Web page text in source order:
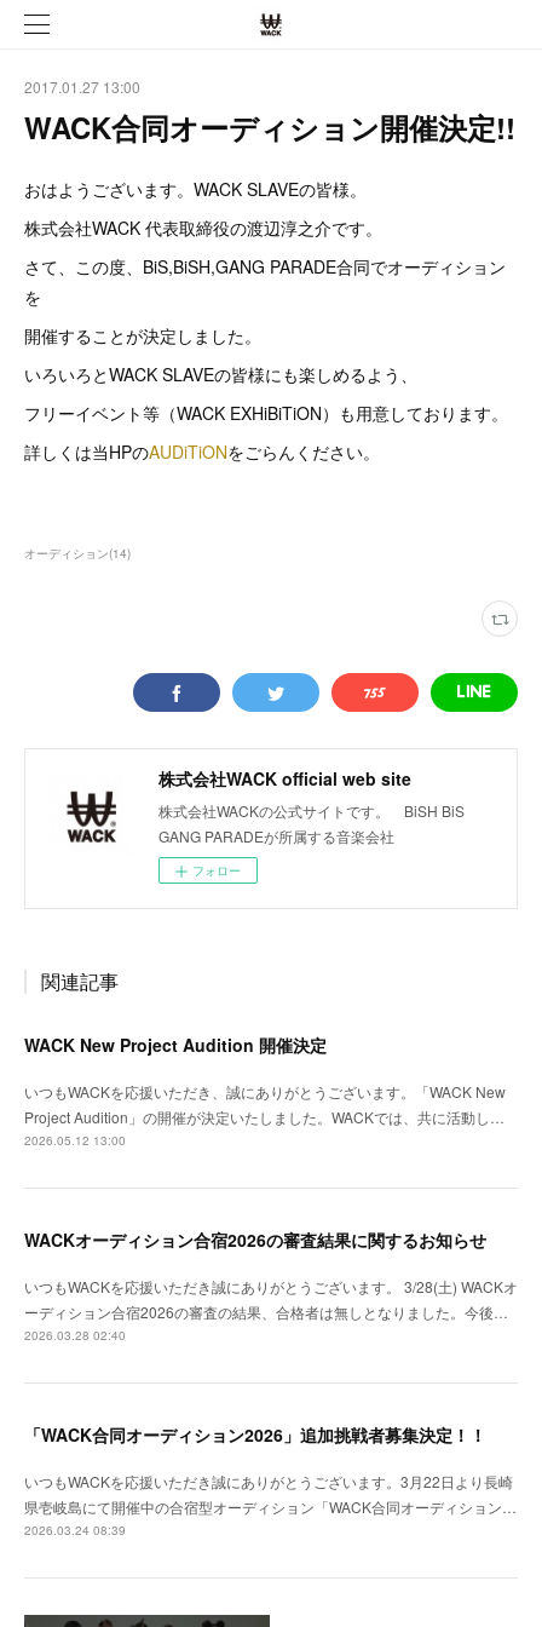
2017.01.27 13:00
WACK合同オーディション開催決定!!
おはようございます。WACK SLAVEの皆様。
株式会社WACK 代表取締役の渡辺淳之介です。
さて、この度、BiS,BiSH,GANG PARADE合同でオーディション
を
開催することが決定しました。
いろいろとWACK SLAVEの皆様にも楽しめるよう、
フリーイベント等（WACK EXHiBiTiON）も用意しております。
詳しくは当HPのAUDiTiONをごらんください。
オーディション(14)
株式会社WACK official web site
株式会社WACKの公式サイトです。 BiSH BiS
GANG PARADEが所属する音楽会社
フォロー
関連記事
WACK New Project Audition 開催決定
いつもWACKを応援いただき、誠にありがとうございます。「WACK New
Project Audition」の開催が決定いたしました。WACKでは、共に活動し…
2026.05.12 13:00
WACKオーディション合宿2026の審査結果に関するお知らせ
いつもWACKを応援いただき誠にありがとうございます。 3/28(土) WACKオ
ーディション合宿2026の審査の結果、合格者は無しとなりました。今後…
2026.03.28 02:40
「WACK合同オーディション2026」追加挑戦者募集決定！！
いつもWACKを応援いただき誠にありがとうございます。3月22日より長崎
県壱岐島にて開催中の合宿型オーディション「WACK合同オーディション…
2026.03.24 08:39